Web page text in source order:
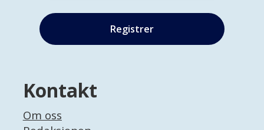
Kontakt
Om oss